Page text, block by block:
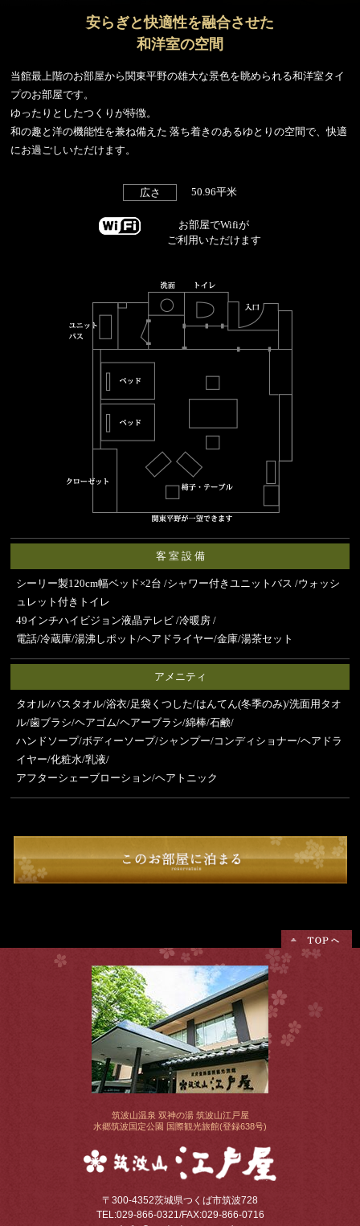
安らぎと快適性を融合させた
和洋室の空間
当館最上階のお部屋から関東平野の雄大な景色を眺められる和洋室タイ
プのお部屋です。
ゆったりとしたつくりが特徴。
和の趣と洋の機能性を兼ね備えた 落ち着きのあるゆとりの空間で、快適
にお過ごしいただけます。
広さ 50.96平米
お部屋でWifiが
ご利用いただけます
客 室 設 備
シーリー製120cm幅ベッド×2台 /シャワー付きユニットバス /ウォッシ
ュレット付きトイレ
49インチハイビジョン液晶テレビ /冷暖房 /
電話/冷蔵庫/湯沸しポット/ヘアドライヤー/金庫/湯茶セット
アメニティ
タオル/バスタオル/浴衣/足袋くつした/はんてん(冬季のみ)/洗面用タオ
ル/歯ブラシ/ヘアゴム/ヘアーブラシ/綿棒/石鹸/
ハンドソープ/ボディーソープ/シャンプー/コンディショナー/ヘアドラ
イヤー/化粧水/乳液/
アフターシェーブローション/ヘアトニック
筑波山温泉 双神の湯 筑波山江戸屋
水郷筑波国定公園 国際観光旅館(登録638号)
〒300-4352茨城県つくば市筑波728
TEL:029-866-0321/FAX:029-866-0716